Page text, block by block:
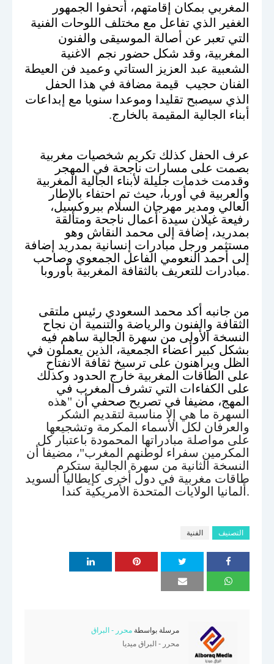
المغربي بمكان إقامتهم، أتحفوا الجمهور
الغفير الذي تفاعل مع مختلف اللوحات الفنية
التي تعبر عن أصالة الموسيقى والفنون
المغربية، وقد شكل حضور نجم الاغنية
الشعبية عبد العزيز الستاتي وعميد فن العيطة
الفنان حجيب قيمة مضافة في هذا الحفل
الذي سيصبح تقليدا وموعدا سنويا مع إبداعات
أبناء الجالية المقيمة بالخارج.
عرف الحفل كذلك تكريم شخصيات مغربية
بصمت على مسارات ناجحة في المهجر
وقدمت خدمات جليلة لأبناء الجالية المغربية
والعربية في أوربا، حيث تم احتفاء بالإطار
العالي ومدير مهرجان السلام ببروكسيل،
رفيعة غيلان سيدة أعمال ناجحة ومتألقة
بمدريد، إضافة إلى محمد النقاش وهو
مستثمر ورجل مبادرات إنسانية بمدريد إضافة
إلى أحمد النعومي الفاعل الجمعوي وصاحب
مبادرات للتعريف بالثقافة المغربية بأوروبا.
من جانبه أكد محمد السعودي رئيس ملتقى
الثقافة والفنون والرياضة والتنمية أن نجاح
النسخة الأولى من سهرة الجالية ساهم فيه
بشكل كبير أعضاء الجمعية، الذين يعملون في
الظل ويراهنون على ترسيخ ثقافة الانفتاح
على الطاقات المغربية خارج الحدود وكذلك
على الكفاءات التي تشرف المغرب في
المهج، مضيفا في تصريح صحفي أن "هذه
السهرة ما هي إلا مناسبة لتقديم الشكر
والعرفان لكل الأسماء المكرمة وتشجيعها
على مواصلة مبادراتها المحمودة باعتبار كل
المكرمين سفراء لوطنهم المغرب"، مضيفا أن
النسخة الثانية من سهرة الجالية ستكرم
طاقات مغربية في دول أخرى كإيطاليا السويد
ألمانيا الولايات المتحدة الأمريكية كندا.
التصنيف الفنية
مرسلة بواسطة محرر - البراق
محرر - البراق ميديا